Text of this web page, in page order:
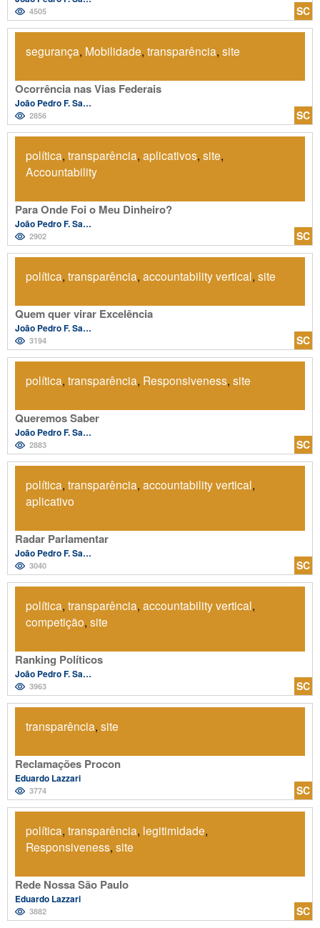
SC
4505
SC
segurança, Mobilidade, transparência, site
Ocorrência nas Vias Federais
João Pedro F. Salvador
2856
SC
política, transparência, aplicativos, site,
Accountability
Para Onde Foi o Meu Dinheiro?
João Pedro F. Salvador
2902
SC
política, transparência, accountability vertical, site
Quem quer virar Excelência
João Pedro F. Salvador
3194
SC
política, transparência, Responsiveness, site
Queremos Saber
João Pedro F. Salvador
2883
SC
política, transparência, accountability vertical,
aplicativo
Radar Parlamentar
João Pedro F. Salvador
3040
SC
política, transparência, accountability vertical,
competição, site
Ranking Políticos
João Pedro F. Salvador
3963
SC
transparência, site
Reclamações Procon
Eduardo Lazzari
3774
SC
política, transparência, legitimidade,
Responsiveness, site
Rede Nossa São Paulo
Eduardo Lazzari
3882